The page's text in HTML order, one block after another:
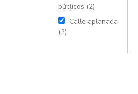
públicos (2)
Calle aplanada
(2)